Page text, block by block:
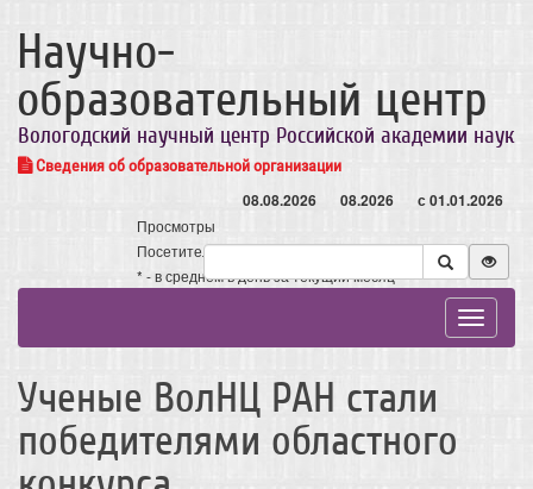
Научно-
образовательный центр
Вологодский научный центр Российской академии наук
Сведения об образовательной организации
08.08.2026 08.2026 с 01.01.2026
Просмотры
Посетители
* - в среднем в день за текущий месяц
Toggle
Ученые ВолНЦ РАН стали
победителями областного